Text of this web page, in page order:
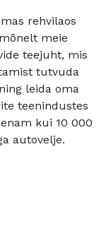
rehvilaos
meie
teejuht, mis
tutvuda
leida oma
teenindustes
kui 10 000
autovelje.